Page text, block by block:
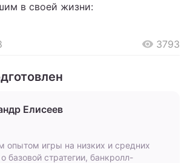
в своей жизни:
3793
Елисеев
опытом игры на низких и средних
базовой стратегии, банкролл-